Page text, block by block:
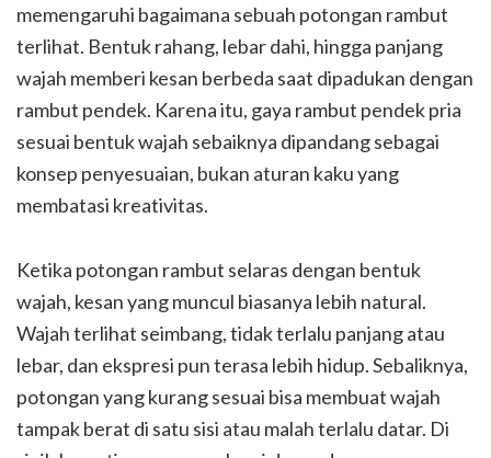
memengaruhi bagaimana sebuah potongan rambut
terlihat. Bentuk rahang, lebar dahi, hingga panjang
wajah memberi kesan berbeda saat dipadukan dengan
rambut pendek. Karena itu, gaya rambut pendek pria
sesuai bentuk wajah sebaiknya dipandang sebagai
konsep penyesuaian, bukan aturan kaku yang
membatasi kreativitas.
Ketika potongan rambut selaras dengan bentuk
wajah, kesan yang muncul biasanya lebih natural.
Wajah terlihat seimbang, tidak terlalu panjang atau
lebar, dan ekspresi pun terasa lebih hidup. Sebaliknya,
potongan yang kurang sesuai bisa membuat wajah
tampak berat di satu sisi atau malah terlalu datar. Di